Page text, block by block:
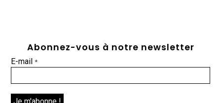
Abonnez-vous à notre newsletter
E-mail*